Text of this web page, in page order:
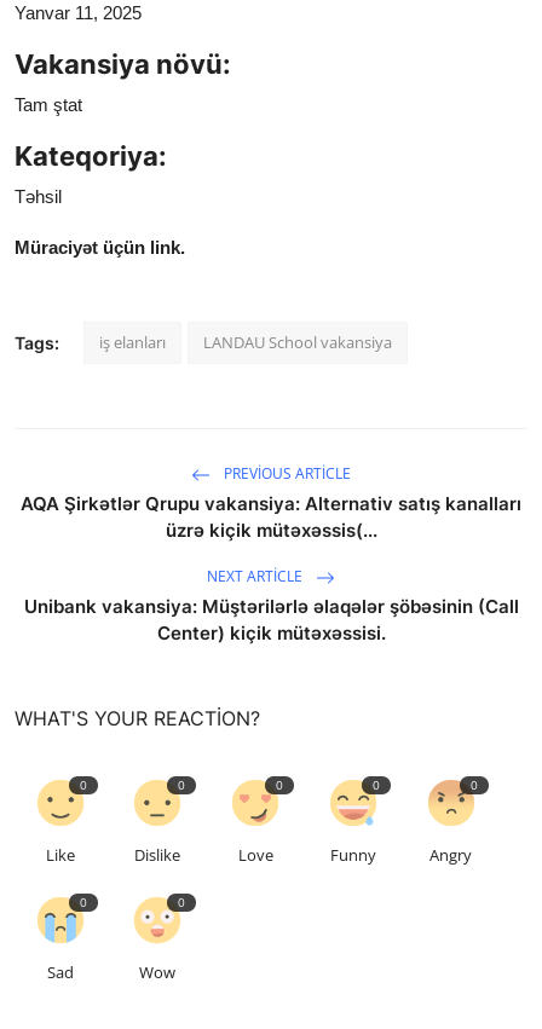
Yanvar 11, 2025
Vakansiya növü:
Tam ştat
Kateqoriya:
Təhsil
Müraciyət üçün link.
Tags: iş elanları LANDAU School vakansiya
PREVIOUS ARTICLE
AQA Şirkətlər Qrupu vakansiya: Alternativ satış kanalları
üzrə kiçik mütəxəssis(...
NEXT ARTICLE
Unibank vakansiya: Müştərilərlə əlaqələr şöbəsinin (Call
Center) kiçik mütəxəssisi.
WHAT'S YOUR REACTION?
0
Like
0
Dislike
0
Love
0
Funny
0
Angry
0
Sad
0
Wow